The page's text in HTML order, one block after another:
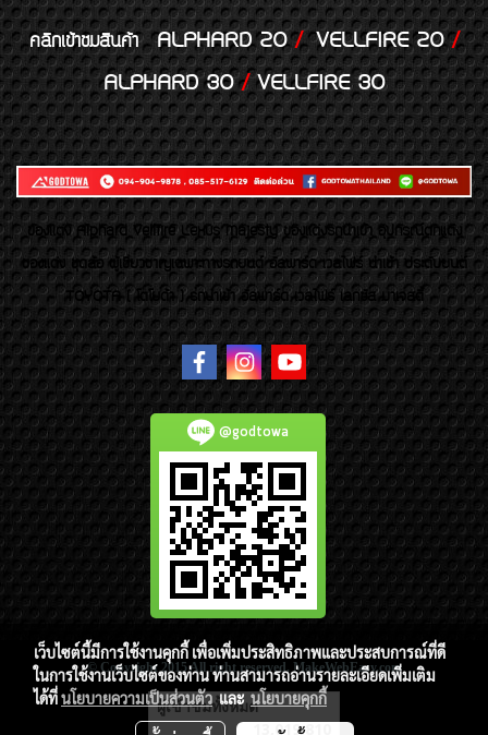
คลิกเข้าชมสินค้า ALPHARD 20/VELLFIRE 20/
ALPHARD 30/VELLFIRE 30
ของเเต่ง Alphard Vellfire Lexus Majesty ของเเต่งรถนำเข้า อุปกรณ์ตกแต่ง
ของแต่ง ชุดล้อ ผู้เชี่ยวชาญเฉพาะทางรถยนต์ อัลพาร์ด เวลไฟร์ นำเข้า ประดับยนต์
TOYOTA ( โตโยต้า ) รถนำเข้า อัลพาร์ด เวลไฟร์ เลกซัส มาเจสตี้
@godtowa
© Copyright 2015 All right reserved. MakeWebEasy.com
ผู้เข้าชมวันนี้ 3,036
เว็บไซต์นี้มีการใช้งานคุกกี้ เพื่อเพิ่มประสิทธิภาพและประสบการณ์ที่ดี
ในการใช้งานเว็บไซต์ของท่าน ท่านสามารถอ่านรายละเอียดเพิ่มเติม
ได้ที่นโยบายความเป็นส่วนตัวและนโยบายคุกกี้